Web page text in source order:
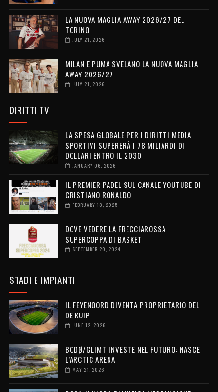
LA NUOVA MAGLIA AWAY 2026/27 DEL
TORINO
JULY 21, 2026
MILAN E PUMA SVELANO LA NUOVA MAGLIA
AWAY 2026/27
JULY 21, 2026
DIRITTI TV
LA SPESA GLOBALE PER I DIRITTI MEDIA
SPORTIVI SUPERERÀ I 78 MILIARDI DI
DOLLARI ENTRO IL 2030
JANUARY 06, 2026
IL PREMIER PADEL SUL CANALE YOUTUBE DI
CRISTIANO RONALDO
FEBRUARY 18, 2025
DOVE VEDERE LA FRECCIAROSSA
SUPERCOPPA DI BASKET
SEPTEMBER 20, 2024
STADI E IMPIANTI
IL FEYENOORD DIVENTA PROPRIETARIO DEL
DE KUIP
JUNE 12, 2026
BODØ/GLIMT INVESTE NEL FUTURO: NASCE
L’ARCTIC ARENA
MAY 21, 2026